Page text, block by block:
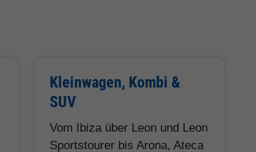
Kleinwagen, Kombi &
SUV
Vom Ibiza über Leon und Leon
Sportstourer bis Arona, Ateca